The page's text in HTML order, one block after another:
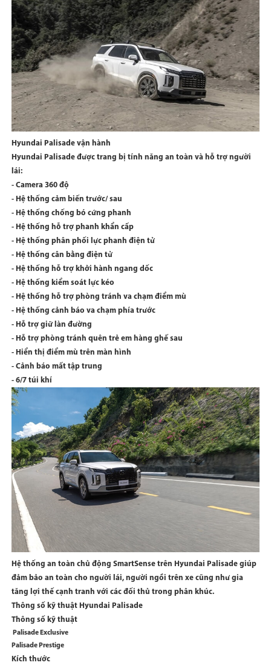
Hyundai Palisade vận hành
Hyundai Palisade được trang bị tính năng an toàn và hỗ trợ người
lái:
- Camera 360 độ
- Hệ thống cảm biến trước/ sau
- Hệ thống chống bó cứng phanh
- Hệ thống hỗ trợ phanh khẩn cấp
- Hệ thống phân phối lực phanh điện tử
- Hệ thống cân bằng điện tử
- Hệ thống hỗ trợ khởi hành ngang dốc
- Hệ thống kiểm soát lực kéo
- Hệ thống hỗ trợ phòng tránh va chạm điểm mù
- Hệ thống cảnh báo va chạm phía trước
- Hỗ trợ giữ làn đường
- Hỗ trợ phòng tránh quên trẻ em hàng ghế sau
- Hiển thị điểm mù trên màn hình
- Cảnh báo mất tập trung
- 6/7 túi khí
Hệ thống an toàn chủ động SmartSense trên Hyundai Palisade giúp
đảm bảo an toàn cho người lái, người ngồi trên xe cũng như gia
tăng lợi thế cạnh tranh với các đối thủ trong phân khúc.
Thông số kỹ thuật Hyundai Palisade
Thông số kỹ thuật
Palisade Exclusive
Palisade Prestige
Kích thước